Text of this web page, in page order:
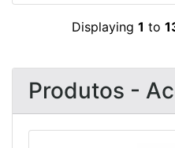
Displaying 1 to
Produtos -